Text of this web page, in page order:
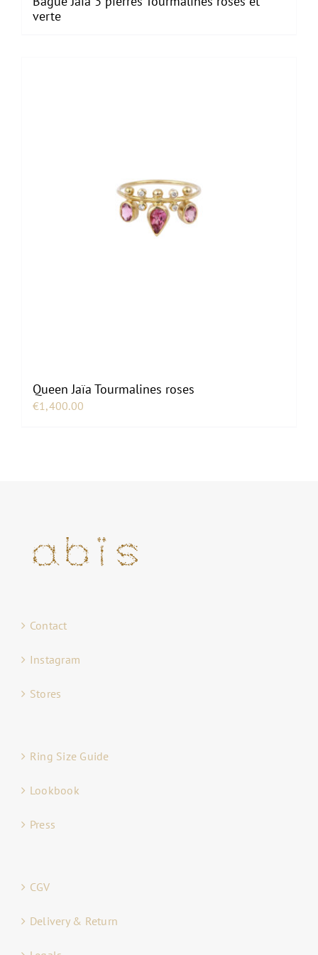
verte
Queen Jaïa Tourmalines roses
€1,400.00
Contact
Instagram
Stores
Ring Size Guide
Lookbook
Press
CGV
Delivery & Return